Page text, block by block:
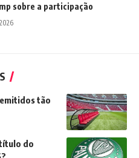
sobre a participação
tão
do